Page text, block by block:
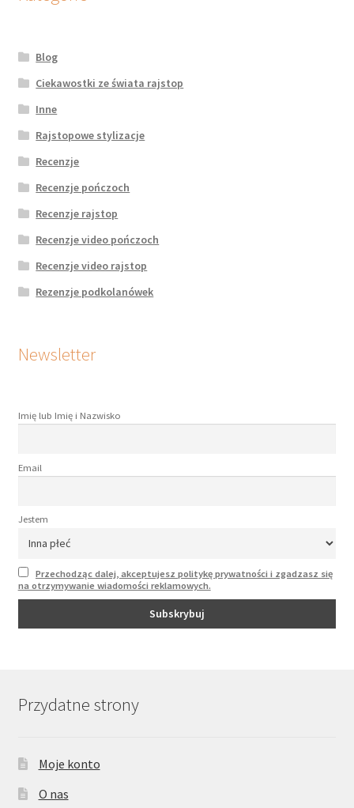
Blog
Ciekawostki ze świata rajstop
Inne
Rajstopowe stylizacje
Recenzje
Recenzje pończoch
Recenzje rajstop
Recenzje video pończoch
Recenzje video rajstop
Rezenzje podkolanówek
Newsletter
Imię lub Imię i Nazwisko
Email
Jestem
Przechodząc dalej, akceptujesz politykę prywatności i zgadzasz się
na otrzymywanie wiadomości reklamowych.
Przydatne strony
Moje konto
O nas